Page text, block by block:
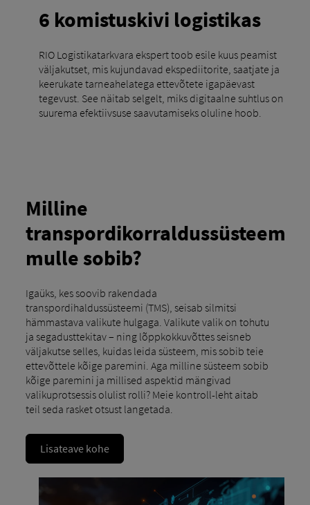
6 komistuskivi logistikas
RIO Logistikatarkvara ekspert toob esile kuus peamist
väljakutset, mis kujundavad ekspediitorite, saatjate ja
keerukate tarneahelatega ettevõtete igapäevast
tegevust. See näitab selgelt, miks digitaalne suhtlus on
suurema efektiivsuse saavutamiseks oluline hoob.
Milline
transpordikorraldussüsteem
mulle sobib?
Igaüks, kes soovib rakendada
transpordihaldussüsteemi (TMS), seisab silmitsi
hämmastava valikute hulgaga. Valikute valik on tohutu
ja segadusttekitav – ning lõppkokkuvõttes seisneb
väljakutse selles, kuidas leida süsteem, mis sobib teie
ettevõttele kõige paremini. Aga milline süsteem sobib
kõige paremini ja millised aspektid mängivad
valikuprotsessis olulist rolli? Meie kontroll-leht aitab
teil seda rasket otsust langetada.
Lisateave kohe